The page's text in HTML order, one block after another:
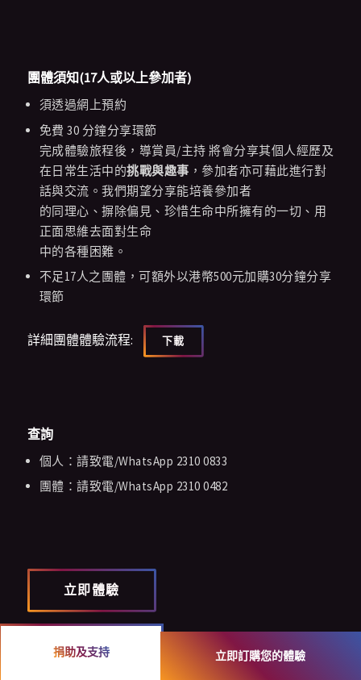
團體須知(17人或以上參加者)
須透過網上預約
免費 30 分鐘分享環節
完成體驗旅程後，導賞員/主持 將會分享其個人經歷及
在日常生活中的挑戰與趣事 ，參加者亦可藉此進行對
話與交流。我們期望分享能培養參加者
的同理心、摒除偏見、珍惜生命中所擁有的一切、用
正面思維去面對生命
中的各種困難。
不足17人之團體，可額外以港幣500元加購30分鐘分享
環節
詳細團體體驗流程: 下載
查詢
個人：請致電/WhatsApp 2310 0833
團體：請致電/WhatsApp 2310 0482
立即體驗
捐助及支持 立即訂購您的體驗